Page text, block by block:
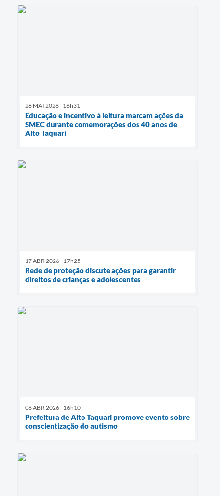
28 MAI 2026 - 16h31
Educação e incentivo à leitura marcam ações da
SMEC durante comemorações dos 40 anos de
Alto Taquari
17 ABR 2026 - 17h25
Rede de proteção discute ações para garantir
direitos de crianças e adolescentes
06 ABR 2026 - 16h10
Prefeitura de Alto Taquari promove evento sobre
conscientização do autismo